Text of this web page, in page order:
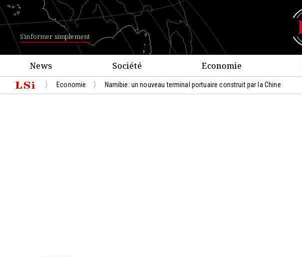
S'informer simplement
News Société Economie
Economie Namibie: un nouveau terminal portuaire construit par la Chine